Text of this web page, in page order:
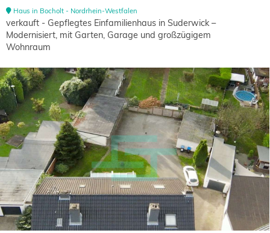
Haus in Bocholt - Nordrhein-Westfalen
verkauft - Gepflegtes Einfamilienhaus in Suderwick –
Modernisiert, mit Garten, Garage und großzügigem
Wohnraum